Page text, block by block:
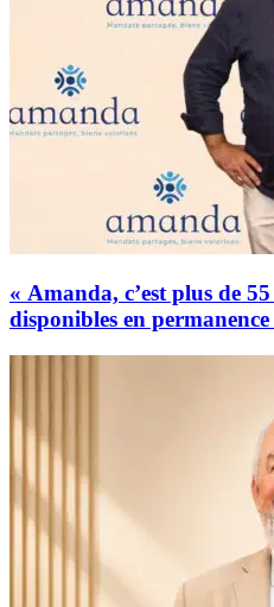
« Amanda, c’est plus de
disponibles en permanence